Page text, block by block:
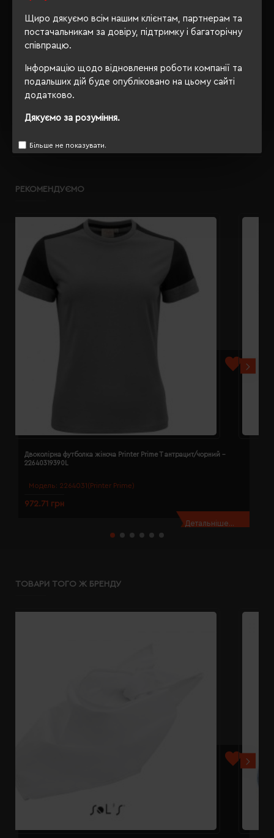
Щиро дякуємо всім нашим клієнтам, партнерам та
постачальникам за довіру, підтримку і багаторічну
співпрацю.
Інформацію щодо відновлення роботи компанії та
подальших дій буде опубліковано на цьому сайті
додатково.
Дякуємо за розуміння.
Більше не показувати.
Сертифікація
OEKO-TEX® Standard 100,
ОПИС
ВІДГУКИ
РЕКОМЕНДУЄМО
Модель: 2264031(Printer Prime)
Двоколірна футболка жіноча Printer Prime T антрацит/чорний -
22640319390L
972.71 грн
Детальніше...
ТОВАРИ ТОГО Ж БРЕНДУ